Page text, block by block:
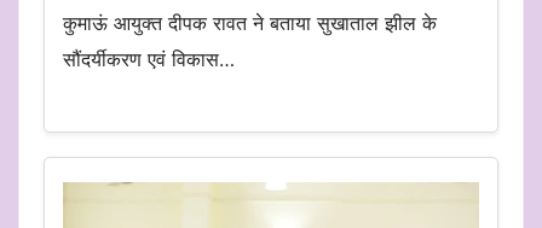
कुमाऊं आयुक्त दीपक रावत ने बताया सुखाताल झील के
सौंदर्यीकरण एवं विकास…